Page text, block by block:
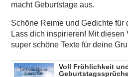
macht Geburtstage aus.
Schöne Reime und Gedichte für
Lass dich inspirieren! Mit diesen
super schöne Texte für deine
Voll Fröhlichkeit